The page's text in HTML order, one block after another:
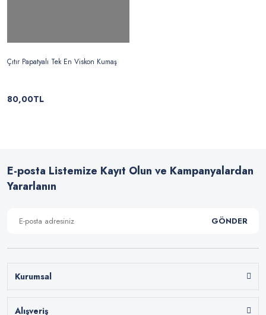
Çıtır Papatyalı Tek En Viskon Kumaş
80,00TL
E-posta Listemize Kayıt Olun ve Kampanyalardan
Yararlanın
GÖNDER
Kurumsal
Alışveriş